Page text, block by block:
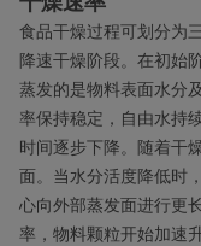
食品干燥过程可划分为
降速干燥阶段。在初始
蒸发的是物料表面水分
率保持稳定，自由水持
时间逐步下降。随着干
面。当水分活度降低时
心向外部蒸发面进行更
率，物料颗粒开始加速